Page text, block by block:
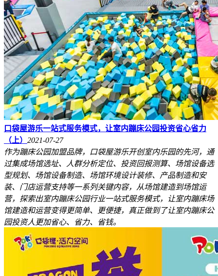
口袋屋游乐一站式服务模式，让室内蹦床公园投资省心省力
（上） 2021-07-27
作为蹦床公园加盟品牌，口袋屋游乐开创室内乐园的先河，通
过集成场馆选址、人群分析定位、投资回报测算、场馆设备选
型规划、场馆设备制造、场馆环境设计装修、产品制造和安
装、门店运营支持等一系列关键内容，从场馆建造到场馆运
营，探索出室内蹦床公园行业一站式服务模式，让室内蹦床场
馆建造和运营变得更简单、更便捷，真正做到了让室内蹦床公
园投资人更加省心、省力、省钱。